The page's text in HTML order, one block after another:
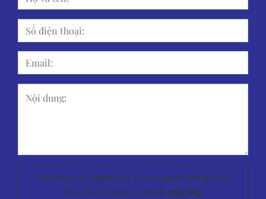
Vui lòng xác nhận bạn là con người bằng cách
chọn biểu tượng có hình máy bay.